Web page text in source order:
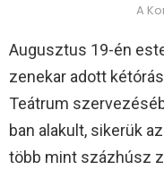
A
Augusztus 19-én
zenekar adott
Teátrum
ban alakult, sikerük
több mint százhúsz